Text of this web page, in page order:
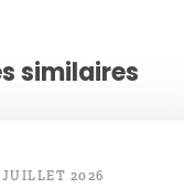
similaires
JUILLET 2026